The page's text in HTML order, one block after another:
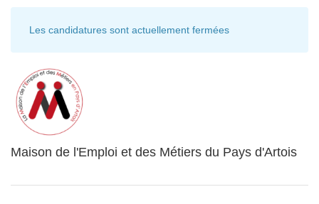
Les candidatures sont actuellement fermées
Maison de l'Emploi et des Métiers du Pays d'Artois